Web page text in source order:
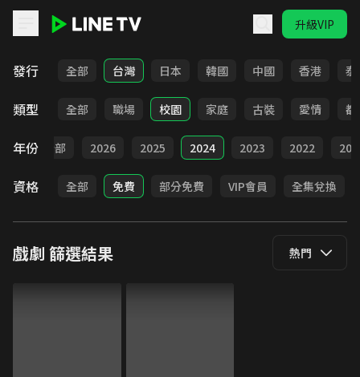
升級VIP
發行 全部 台灣 日本 韓國 中國 香港 泰
類型 全部 職場 校園 家庭 古裝 愛情 都
年份 全部 2026 2025 2024 2023 2022
資格 全部 免費 部分免費 VIP會員 全集兌換
戲劇 篩選結果 熱門